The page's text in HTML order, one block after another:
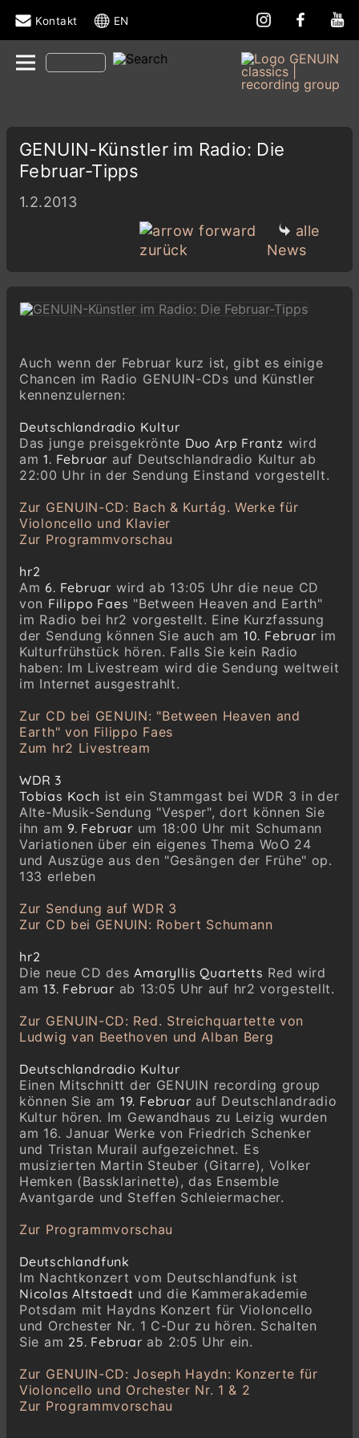
Kontakt EN
GENUIN-Künstler im Radio: Die
Februar-Tipps
1.2.2013
zurück
alle
News
Auch wenn der Februar kurz ist, gibt es einige
Chancen im Radio GENUIN-CDs und Künstler
kennenzulernen:
Deutschlandradio Kultur
Das junge preisgekrönte Duo Arp Frantz wird
am1. Februar auf Deutschlandradio Kultur ab
22:00 Uhr in der Sendung Einstand vorgestellt.
Zur GENUIN-CD: Bach & Kurtág. Werke für
Violoncello und Klavier
Zur Programmvorschau
hr2
Am 6. Februar wird ab 13:05 Uhr die neue CD
von Filippo Faes "Between Heaven and Earth"
im Radio bei hr2 vorgestellt. Eine Kurzfassung
der Sendung können Sie auch am 10. Februar im
Kulturfrühstück hören. Falls Sie kein Radio
haben: Im Livestream wird die Sendung weltweit
im Internet ausgestrahlt.
Zur CD bei GENUIN: "Between Heaven and
Earth" von Filippo Faes
Zum hr2 Livestream
WDR 3
Tobias Koch ist ein Stammgast bei WDR 3 in der
Alte-Musik-Sendung "Vesper", dort können Sie
ihn am 9. Februar um 18:00 Uhr mit Schumann
Variationen über ein eigenes Thema WoO 24
und Auszüge aus den "Gesängen der Frühe" op.
133 erleben
Zur Sendung auf WDR 3
Zur CD bei GENUIN: Robert Schumann
hr2
Die neue CD desAmaryllis Quartetts Red wird
am13. Februar ab 13:05 Uhr auf hr2 vorgestellt.
Zur GENUIN-CD: Red. Streichquartette von
Ludwig van Beethoven und Alban Berg
Deutschlandradio Kultur
Einen Mitschnitt der GENUIN recording group
können Sie am 19. Februar auf Deutschlandradio
Kultur hören. Im Gewandhaus zu Leizig wurden
am 16. Januar Werke von Friedrich Schenker
und Tristan Murail aufgezeichnet. Es
musizierten Martin Steuber (Gitarre), Volker
Hemken (Bassklarinette), das Ensemble
Avantgarde und Steffen Schleiermacher.
Zur Programmvorschau
Deutschlandfunk
Im Nachtkonzert vom Deutschlandfunk ist
Nicolas Altstaedt und die Kammerakademie
Potsdam mit Haydns Konzert für Violoncello
und Orchester Nr. 1 C-Dur zu hören. Schalten
Sie am 25. Februar ab 2:05 Uhr ein.
Zur GENUIN-CD: Joseph Haydn: Konzerte für
Violoncello und Orchester Nr. 1 & 2
Zur Programmvorschau